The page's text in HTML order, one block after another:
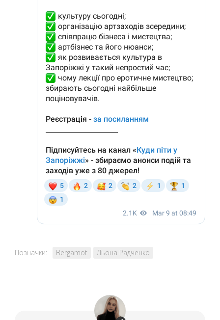
Позначки: Bergamot Льона Радченко